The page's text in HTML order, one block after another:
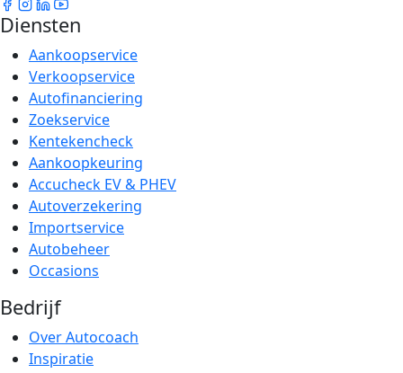
Diensten
Aankoopservice
Verkoopservice
Autofinanciering
Zoekservice
Kentekencheck
Aankoopkeuring
Accucheck EV & PHEV
Autoverzekering
Importservice
Autobeheer
Occasions
Bedrijf
Over Autocoach
Inspiratie